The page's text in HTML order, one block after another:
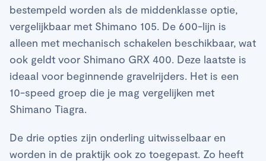
bestempeld worden als de middenklasse optie,
vergelijkbaar met Shimano 105. De 600-lijn is
alleen met mechanisch schakelen beschikbaar, wat
ook geldt voor Shimano GRX 400. Deze laatste is
ideaal voor beginnende gravelrijders. Het is een
10-speed groep die je mag vergelijken met
Shimano Tiagra.
De drie opties zijn onderling uitwisselbaar en
worden in de praktijk ook zo toegepast. Zo heeft